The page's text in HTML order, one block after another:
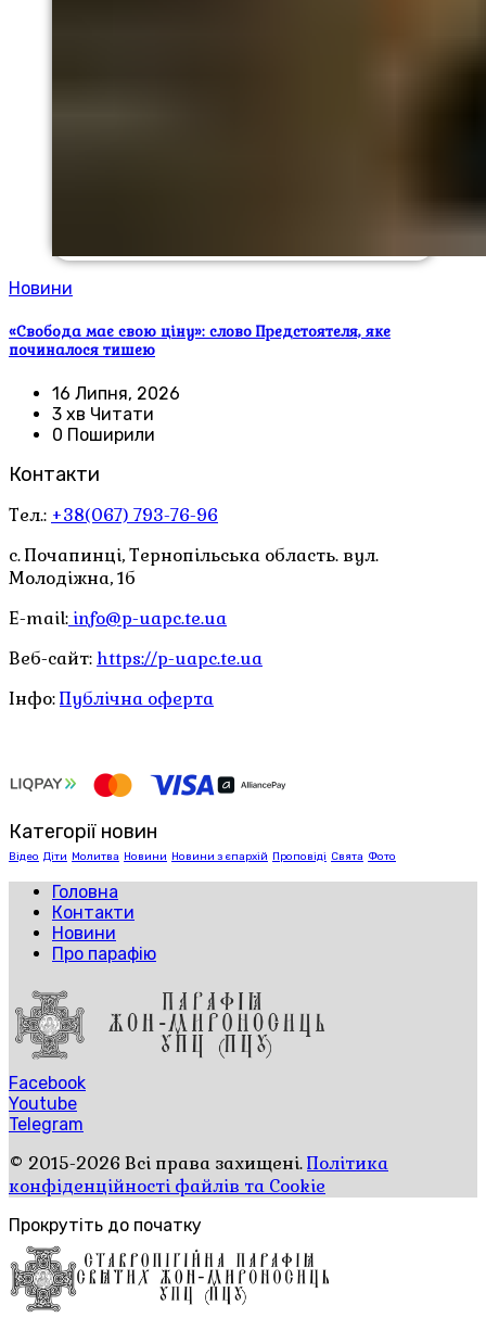
Новини
«Свобода має свою ціну»: слово Предстоятеля, яке
починалося тишею
16 Липня, 2026
3 хв Читати
0 Поширили
Контакти
Тел.: +38(067) 793-76-96
с. Почапинці, Тернопільська область. вул.
Молодіжна, 1б
E-mail: info@p-uapc.te.ua
Веб-сайт: https://p-uapc.te.ua
Інфо:Публічна оферта
Категорії новин
Відео Діти Молитва Новини Новини з єпархій Проповіді Свята Фото
Головна
Контакти
Новини
Про парафію
Facebook
Youtube
Telegram
© 2015-2026 Всі права захищені.Політика
конфіденційності файлів та Cookie
Прокрутіть до початку